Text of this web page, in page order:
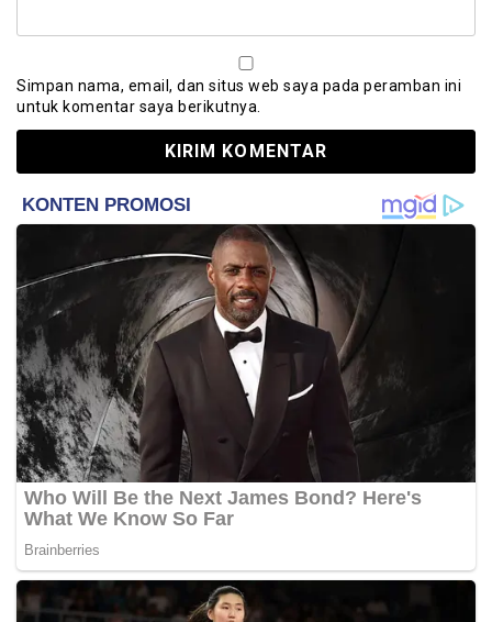
Simpan nama, email, dan situs web saya pada peramban ini
untuk komentar saya berikutnya.